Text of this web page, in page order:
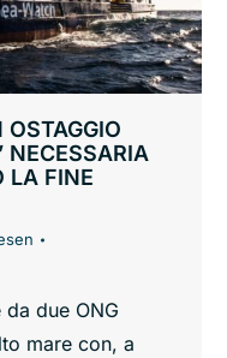
NECESSARIA
LA FINE
due ONG
mare con, a